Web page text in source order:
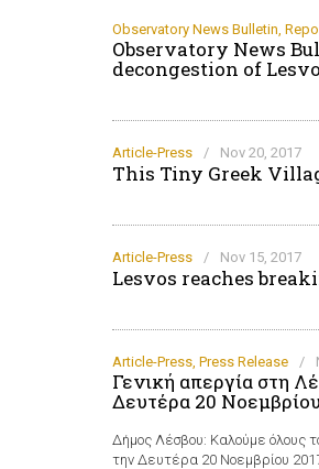
Observatory News Bulletin,
Observatory News
decongestion of
Article-Press / Nov 20, 2017
This Tiny Greek
Article-Press / Nov 15, 2017
Lesvos reaches
Article-Press, Press Release /
Γενική απεργία στη
Δευτέρα 20 Νοεμβρίου
Δήμος Λέσβου: Καλούμε όλους
την Δευτέρα 20 Νοεμβρίου